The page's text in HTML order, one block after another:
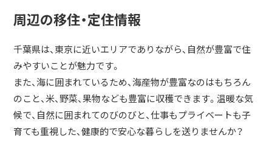
周辺の移住・定住情報
千葉県は、東京に近いエリアでありながら、自然が豊富で住
みやすいことが魅力です。
また、海に囲まれているため、海産物が豊富なのはもちろん
のこと、米、野菜、果物なども豊富に収穫できます。温暖な気
候で、自然に囲まれてのびのびと、仕事もプライベートも子
育ても重視した、健康的で安心な暮らしを送りませんか？